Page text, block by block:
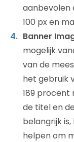
aanbevolen
100 px en
Banner
mogelijk
van de
het gebruik
189 procent
de titel en
belangrijk
helpen om